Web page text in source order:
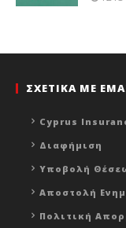
ΣΧΕΤΙΚΑ ΜΕ
Cyprus
Διαφήμιση
Υποβολή
Αποστολή
Πολιτική